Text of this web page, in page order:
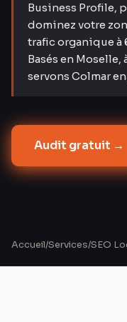
Business Profile,
dominez votre
trafic organique à
Basés en Moselle,
servons Colmar
Audit gratuit →
Accueil/Services/SEO